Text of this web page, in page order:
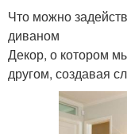
Что можно
диваном
Декор, о котором
другом, создавая